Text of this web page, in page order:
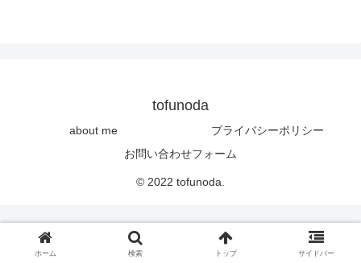
tofunoda
about me
プライバシーポリシー
お問い合わせフォーム
© 2022 tofunoda.
ホーム 検索 トップ サイドバー